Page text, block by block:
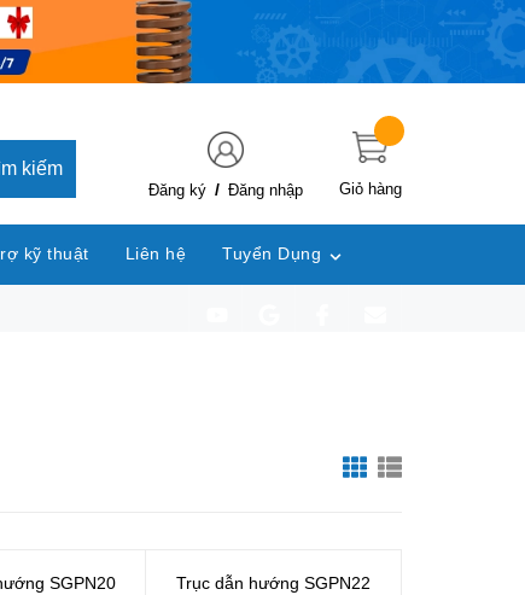
Giỏ hàng
Đăng ký / Đăng nhập
kiếm
kỹ thuật Liên hệ Tuyển Dụng
SGPN20 Trục dẫn hướng SGPN22